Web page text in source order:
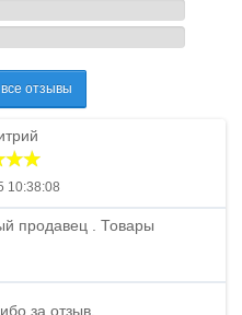
отзывы
10:38:08
продавец . Товары
за отзыв.